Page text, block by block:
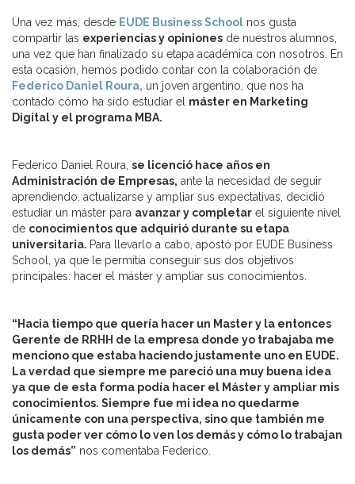
Una vez más, desde EUDE Business School nos gusta
compartir las experiencias y opiniones de nuestros alumnos,
una vez que han finalizado su etapa académica con nosotros. En
esta ocasión, hemos podido contar con la colaboración de
Federico Daniel Roura, un joven argentino, que nos ha
contado cómo ha sido estudiar el máster en Marketing
Digital y el programa MBA.
Federico Daniel Roura, se licenció hace años en
Administración de Empresas, ante la necesidad de seguir
aprendiendo, actualizarse y ampliar sus expectativas, decidió
estudiar un máster para avanzar y completar el siguiente nivel
de conocimientos que adquirió durante su etapa
universitaria. Para llevarlo a cabo, apostó por EUDE Business
School, ya que le permitía conseguir sus dos objetivos
principales: hacer el máster y ampliar sus conocimientos.
“Hacia tiempo que quería hacer un Master y la entonces
Gerente de RRHH de la empresa donde yo trabajaba me
menciono que estaba haciendo justamente uno en EUDE.
La verdad que siempre me pareció una muy buena idea
ya que de esta forma podía hacer el Máster y ampliar mis
conocimientos. Siempre fue mi idea no quedarme
únicamente con una perspectiva, sino que también me
gusta poder ver cómo lo ven los demás y cómo lo trabajan
los demás” nos comentaba Federico.